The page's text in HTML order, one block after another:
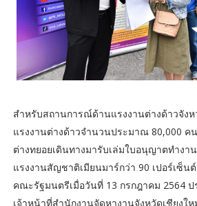
สำหรับสถานการณ์ด้านแรงงานต่างด้าวจัง
แรงงานต่างด้าวจำนวนประมาณ 80,000 ค
ต่างทยอยเดินทางมารับเล่มใบอนุญาตทำง
แรงงานสัญชาติเมียนมาร์กว่า 90 เปอร์เซ็น
คณะรัฐมนตรีเมื่อวันที่ 13 กรกฎาคม 2564
เจ้าหน้าที่สำนักงานจัดหางานจังหวัดเชียงใ